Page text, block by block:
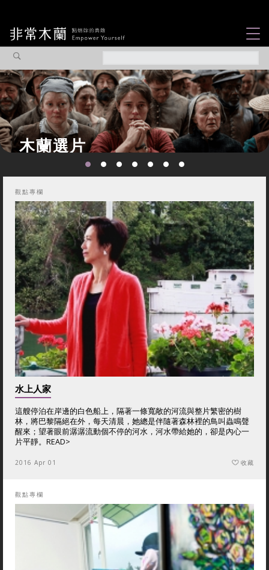
觀點專欄
焦點企劃
社會企業
認識我們
觀點專欄
水上人家
這艘停泊在岸邊的白色船上，隔著一條寬敞的河流與整片繁密的樹
林，將巴黎隔絕在外，每天清晨，她總是伴隨著森林裡的鳥叫蟲鳴聲
醒來；望著眼前潺潺流動個不停的河水，河水帶給她的，卻是內心一
片平靜。 READ>
2016 Apr 01 收藏
觀點專欄